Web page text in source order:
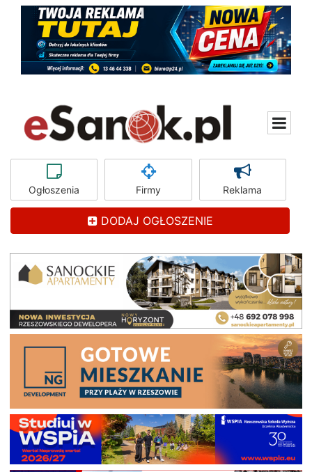
Ogłoszenia Firmy Reklama
DODAJ OGŁOSZENIE